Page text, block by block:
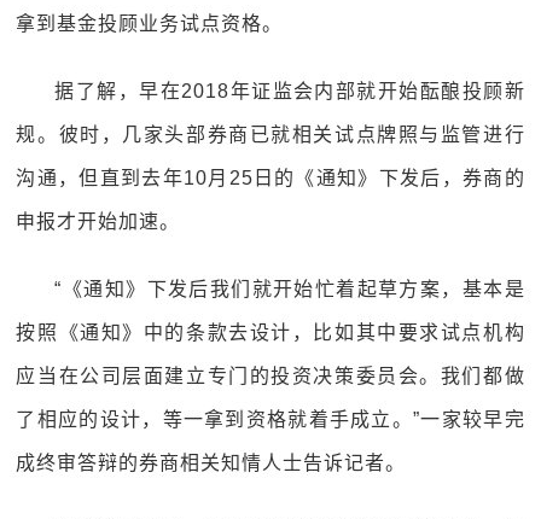
拿到基金投顾业务试点资格。
据了解，早在2018年证监会内部就开始酝酿投顾新
规。彼时，几家头部券商已就相关试点牌照与监管进行
沟通，但直到去年10月25日的《通知》下发后，券商的
申报才开始加速。
“《通知》下发后我们就开始忙着起草方案，基本是
按照《通知》中的条款去设计，比如其中要求试点机构
应当在公司层面建立专门的投资决策委员会。我们都做
了相应的设计，等一拿到资格就着手成立。”一家较早完
成终审答辩的券商相关知情人士告诉记者。